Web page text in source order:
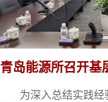
青岛能源所召开基
为深入总结实践